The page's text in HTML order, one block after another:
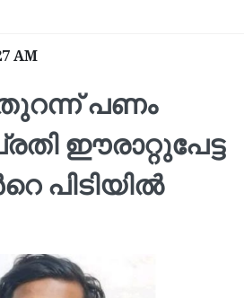
AM
പണം
ഈരാറ്റുപേട്ട
പിടിയിൽ